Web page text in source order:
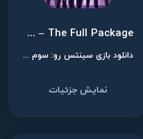
Saints Row: The Third – The Full Package
دانلود بازی سینتس رو: سوم - پکیج کامل برای نینتندو سوییچ
نمایش جزئیات